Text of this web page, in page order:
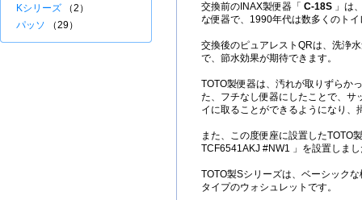
交換前のINAX製便器「 C-18S 」は
な便器で、1990年代は数多くのト
交換後のピュアレストQRは、洗浄
で、節水効果が期待できます。
TOTO製便器は、汚れが取りずらか
た、フチなし便器にしたことで、サ
イに取ることができるようになり、
また、この度便座に設置したTOTO
TCF6541AKJ #NW1 」を設置しま
TOTO製Sシリーズは、ベーシック
タイプのウォシュレットです。
Kシリーズ （2）
パッソ （29）